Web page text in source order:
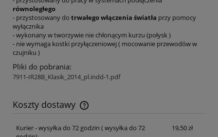
równoległego
- przystosowany do trwałego włączenia światła przy pomocy
wyłącznika
- wykonany w tworzywie nie chłonącym kurzu (połysk )
- nie wymaga kostki przyłączeniowej ( mocowanie przewodów w
czujniku )
Pliki do pobrania:
7911-IR28B_Klasik_2014_pl.indd-1.pdf
Koszty dostawy
Cena nie zawiera ewentualnych kosztów płatności
Kurier - wysyłka do 72 godzin ( wysyłka do 72
19,50 zł